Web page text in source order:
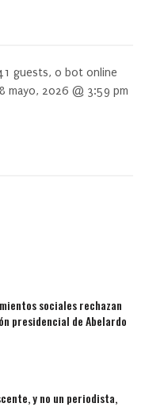
guests, 0 bot online
mayo, 2026 @ 3:59 pm
sociales rechazan
presidencial de Abelardo
y no un periodista,